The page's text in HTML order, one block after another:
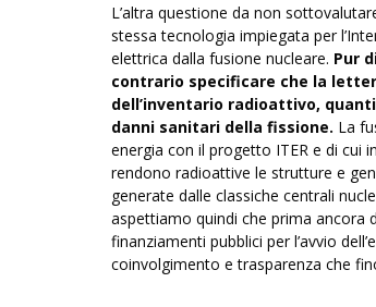
L’altra questione da non
stessa tecnologia impiegata per
elettrica dalla fusione nucleare. Pur
contrario specificare che la
dell’inventario radioattivo,
danni sanitari della fissione. La
energia con il progetto ITER e di cui
rendono radioattive le strutture e
generate dalle classiche centrali
aspettiamo quindi che prima ancora
finanziamenti pubblici per l’avvio
coinvolgimento e trasparenza che